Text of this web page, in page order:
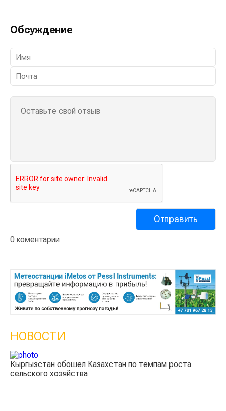
Обсуждение
0 коментарии
НОВОСТИ
по темпам роста